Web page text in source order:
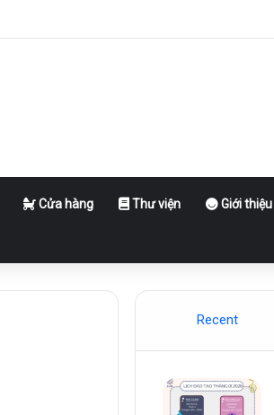
Cửa hàng Thư viện Giới thiệu
Recent